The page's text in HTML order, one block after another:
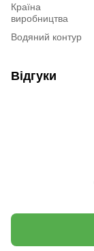
Країна
виробництва
Водяний контур
Відгуки